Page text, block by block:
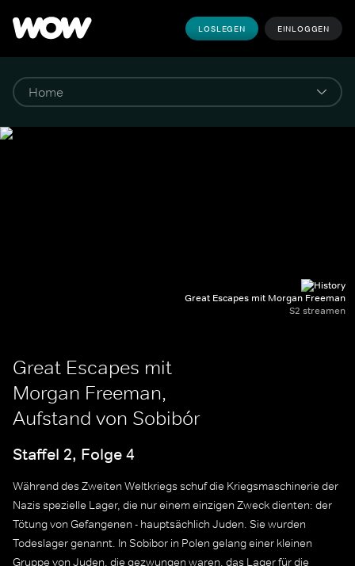
LOSLEGEN EINLOGGEN
Great Escapes mit Morgan Freeman
S2 streamen
Great Escapes mit
Morgan Freeman,
Aufstand von Sobibór
Staffel 2, Folge 4
Während des Zweiten Weltkriegs schuf die Kriegsmaschinerie der
Nazis spezielle Lager, die nur einem einzigen Zweck dienten: der
Tötung von Gefangenen - hauptsächlich Juden. Sie wurden
Todeslager genannt. In Sobibor in Polen gelang einer kleinen
Gruppe von Juden, die gezwungen waren, das Lager für die